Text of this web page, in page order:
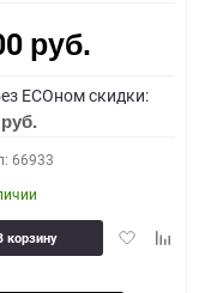
руб.
ECOном скидки:
руб.
66933
Добавить
корзину